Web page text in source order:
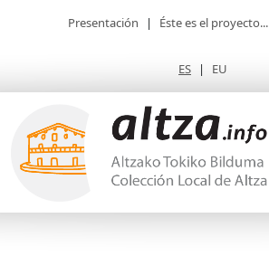
Presentación | Éste es el proyecto...
ES | EU